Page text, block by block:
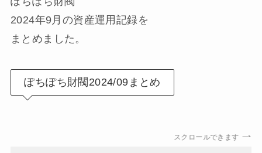
2024年9月の資産運用記録を
まとめました。
ぽちぽち財閥2024/09まとめ
スクロールできます